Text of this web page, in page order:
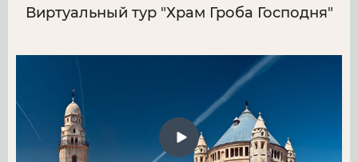
Виртуальный тур "Храм Гроба Господня"